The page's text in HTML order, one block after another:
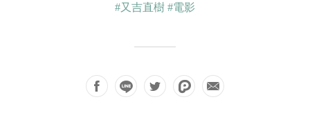
#又吉直樹 #電影